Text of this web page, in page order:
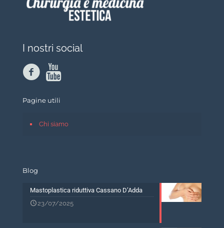
I nostri social
Pagine utili
Chi siamo
Blog
Mastoplastica riduttiva Cassano D’Adda
23/07/2025